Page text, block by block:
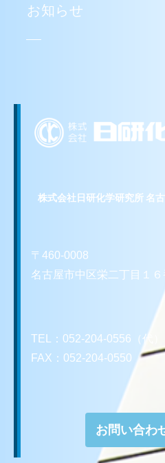
お知らせ
株式会社日研化学研究所 名
〒460-0008
名古屋市中区栄二丁目１６
TEL：052-204-0556（代）
FAX：052-204-0550
お問い合わ
お問い合わ